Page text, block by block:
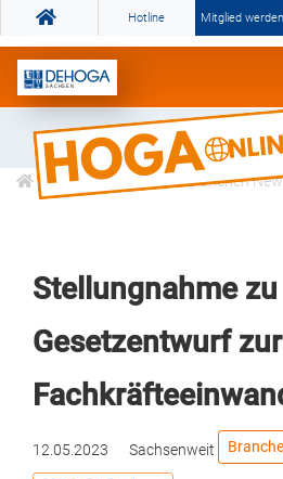
Hotline Mitglied werden
Gemeinsam
Informationen Branchen
Stellungnahme zu
Gesetzentwurf zur
12.05.2023 Sachsenweit